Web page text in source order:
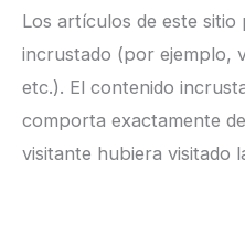
Los artículos de este
incrustado (por ejemplo,
etc.). El contenido
comporta exactamente
visitante hubiera visitado